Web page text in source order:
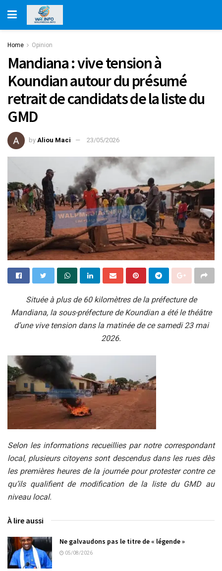
Home Opinion
Mandiana : vive tension à
Koundian autour du présumé
retrait de candidats de la liste du
GMD
by Aliou Maci 23/05/2026
Située à plus de 60 kilomètres de la préfecture de
Mandiana, la sous-préfecture de Koundian a été le théâtre
d’une vive tension dans la matinée de ce samedi 23 mai
2026.
Selon les informations recueillies par notre correspondant
local, plusieurs citoyens sont descendus dans les rues dès
les premières heures de la journée pour protester contre ce
qu’ils qualifient de modification de la liste du GMD au
niveau local.
À lire aussi
Ne galvaudons pas le titre de « légende »
05/08/2026